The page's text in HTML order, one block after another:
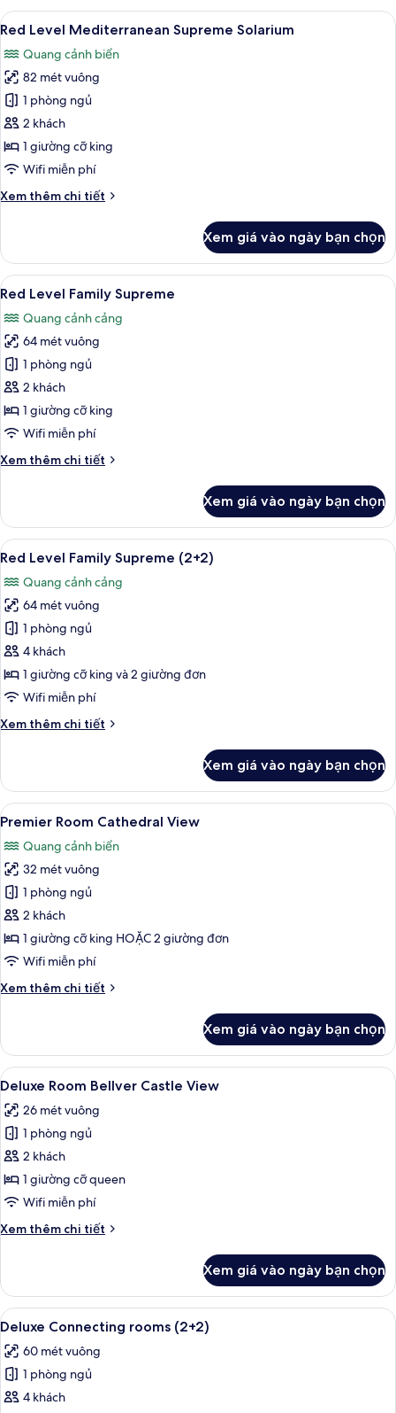
Level
Mediterranean
Solarium
(2+1)
Xem
tất
cả
ảnh
Red
Level
Mediterranean
Supreme
Bộ đồ giường cao cấp, minibar, két
6
Red Level Mediterranean Supreme Solarium
Quang cảnh biển
82 mét vuông
1 phòng ngủ
2 khách
1 giường cỡ king
Wifi miễn phí
Xem thêm chi tiết
Chi
Red
Level
Mediterranean
Solarium
Xem giá vào ngày bạn chọn
Xem
tất
cả
ảnh
Red
Level
Family
Supreme
Bộ đồ giường cao cấp, minibar, két
5
Red Level Family Supreme
Quang cảnh cảng
64 mét vuông
1 phòng ngủ
2 khách
1 giường cỡ king
Wifi miễn phí
Xem thêm chi tiết
Chi
Red
Level
Family
Xem giá vào ngày bạn chọn
Xem
tất
cả
ảnh
Red
Level
Family
Supreme
Bộ đồ giường cao cấp, minibar, két
4
Red Level Family Supreme (2+2)
Quang cảnh cảng
64 mét vuông
1 phòng ngủ
4 khách
1 giường cỡ king và 2 giường đơn
Wifi miễn phí
Xem thêm chi tiết
Chi
Red
Level
Family
(2+2)
Xem giá vào ngày bạn chọn
Xem
tất
cả
ảnh
Premier
Room
Cathedral
View
Premier Room Cathedral View |
5
Premier Room Cathedral View
Quang cảnh biển
32 mét vuông
1 phòng ngủ
2 khách
1 giường cỡ king HOẶC 2 giường đơn
Wifi miễn phí
Xem thêm chi tiết
Chi
Premier
Room
Cathedral
Xem giá vào ngày bạn chọn
Xem
tất
cả
ảnh
Deluxe
Room
Bellver
View
Bộ đồ giường cao cấp, minibar, két
5
Deluxe Room Bellver Castle View
26 mét vuông
1 phòng ngủ
2 khách
1 giường cỡ queen
Wifi miễn phí
Xem thêm chi tiết
Chi
Deluxe
Room
Bellver
View
Xem giá vào ngày bạn chọn
Xem
tất
cả
ảnh
Deluxe
Bộ đồ giường cao cấp, minibar, két
5
Deluxe Connecting rooms (2+2)
60 mét vuông
1 phòng ngủ
4 khách